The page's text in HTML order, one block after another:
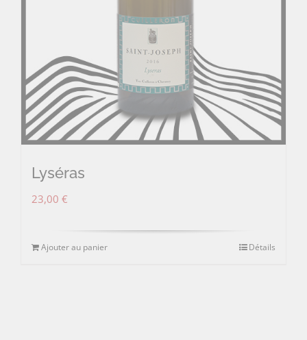
Lyséras
23,00 €
Ajouter au panier Détails